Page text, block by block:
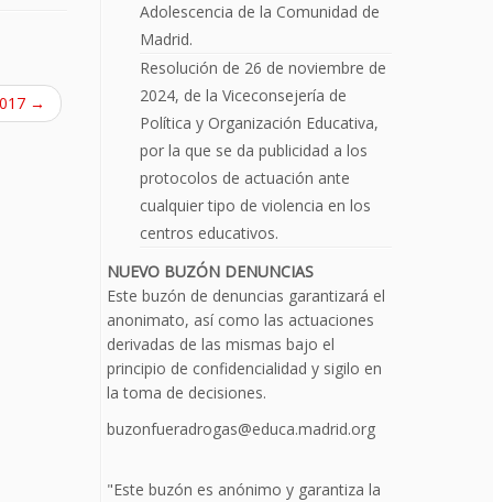
→
Adolescencia de la Comunidad de
Madrid.
Resolución de 26 de noviembre de
2024, de la Viceconsejería de
Política y Organización Educativa,
por la que se da publicidad a los
protocolos de actuación ante
cualquier tipo de violencia en los
centros educativos.
NUEVO BUZÓN DENUNCIAS
Este buzón de denuncias garantizará el
anonimato, así como las actuaciones
derivadas de las mismas bajo el
principio de confidencialidad y sigilo en
la toma de decisiones.
buzonfueradrogas@educa.madrid.org
"Este buzón es anónimo y garantiza la